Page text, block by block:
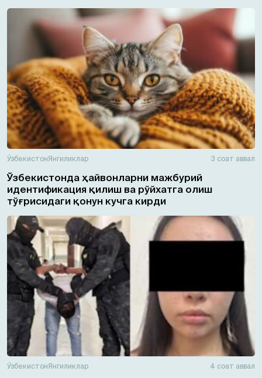
ЎзбекистонЯнгиликлар 3 соат аввал
Ўзбекистонда ҳайвонларни мажбурий
идентификация қилиш ва рўйхатга олиш
тўғрисидаги қонун кучга кирди
ЎзбекистонЯнгиликлар 4 соат аввал